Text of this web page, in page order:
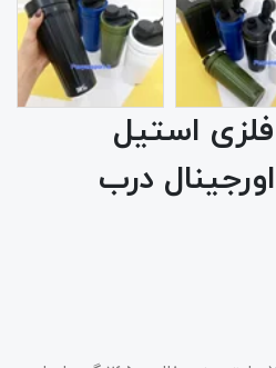
استیل
اسپورتیوم SK اورجینال درب